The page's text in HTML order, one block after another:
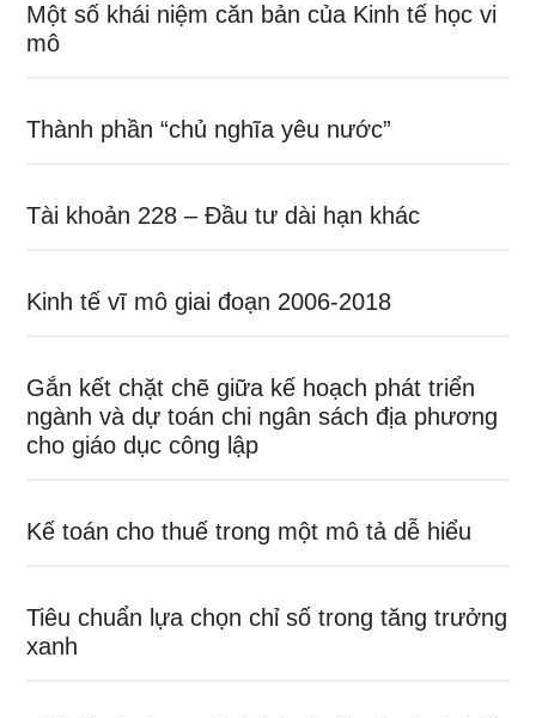
Một số khái niệm căn bản của Kinh tế học vi
mô
Thành phần “chủ nghĩa yêu nước”
Tài khoản 228 – Đầu tư dài hạn khác
Kinh tế vĩ mô giai đoạn 2006-2018
Gắn kết chặt chẽ giữa kế hoạch phát triển
ngành và dự toán chi ngân sách địa phương
cho giáo dục công lập
Kế toán cho thuế trong một mô tả dễ hiểu
Tiêu chuẩn lựa chọn chỉ số trong tăng trưởng
xanh